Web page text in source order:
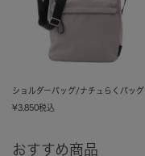
ショルダーバッグ/ナチュらくバッグ
¥3,850税込
おすすめ商品